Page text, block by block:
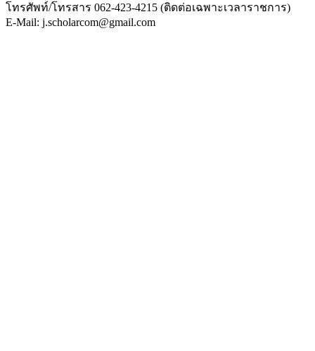
โทรศัพท์/โทรสาร 062-423-4215 (ติดต่อเฉพาะเวลาราชการ)
E-Mail: j.scholarcom@gmail.com